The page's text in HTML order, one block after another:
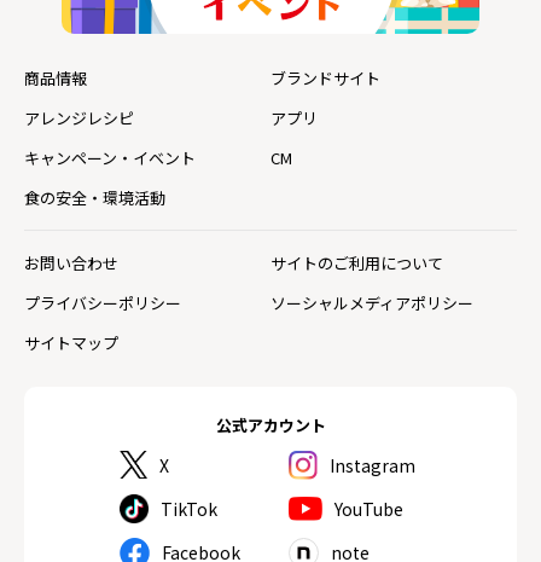
公式アカウント
X
Instagram
TikTok
YouTube
Facebook
note
商品情報
ブランドサイト
アレンジレシピ
アプリ
キャンペーン・イベント
CM
食の安全・環境活動
お問い合わせ
サイトのご利用について
プライバシーポリシー
ソーシャルメディアポリシー
サイトマップ